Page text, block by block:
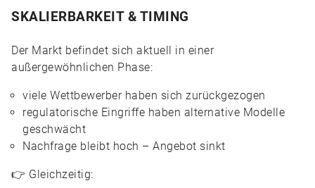
SKALIERBARKEIT & TIMING
Der Markt befindet sich aktuell in einer
außergewöhnlichen Phase:
viele Wettbewerber haben sich zurückgezogen
regulatorische Eingriffe haben alternative Modelle
geschwächt
Nachfrage bleibt hoch – Angebot sinkt
👉 Gleichzeitig: